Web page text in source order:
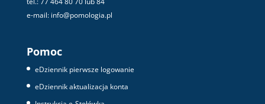
e-mail: info@pomologia.pl
Pomoc
eDziennik pierwsze logowanie
eDziennik aktualizacja konta